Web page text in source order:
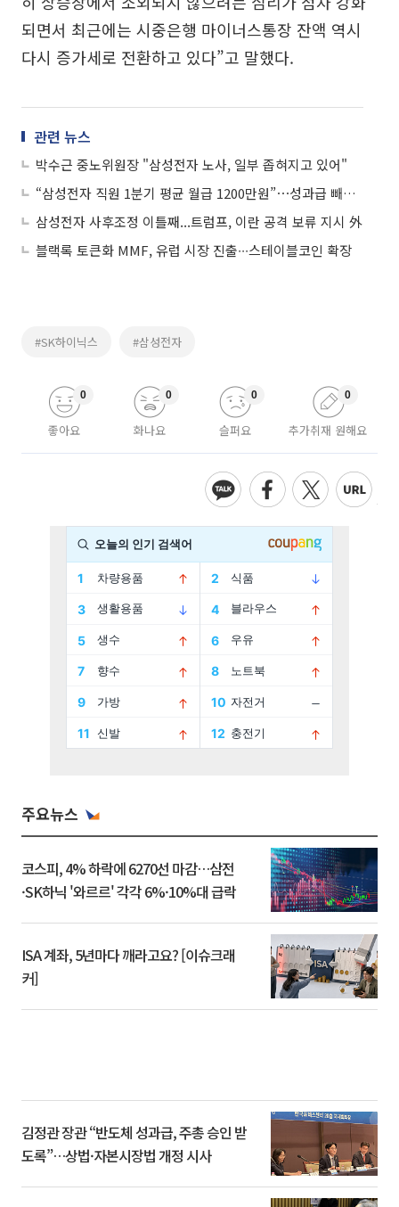
되면서 최근에는 시중은행 마이너스통장 잔액 역시
다시 증가세로 전환하고 있다”고 말했다.
관련 뉴스
박수근 중노위원장 "삼성전자 노사, 일부 좁혀지고 있어"
“삼성전자 직원 1분기 평균 월급 1200만원”⋯성과급 빼도 연봉 1.4억
삼성전자 사후조정 이틀째...트럼프, 이란 공격 보류 지시 外
블랙록 토큰화 MMF, 유럽 시장 진출∙∙∙스테이블코인 확장
#SK하이닉스 #삼성전자
좋아요
0
화나요
0
슬퍼요
0
추가취재 원해요
0
주요뉴스
코스피, 4% 하락에 6270선 마감…삼전
·SK하닉 '와르르' 각각 6%·10%대 급락
ISA 계좌, 5년마다 깨라고요? [이슈크래
커]
김정관 장관 “반도체 성과급, 주총 승인 받
도록”…상법·자본시장법 개정 시사